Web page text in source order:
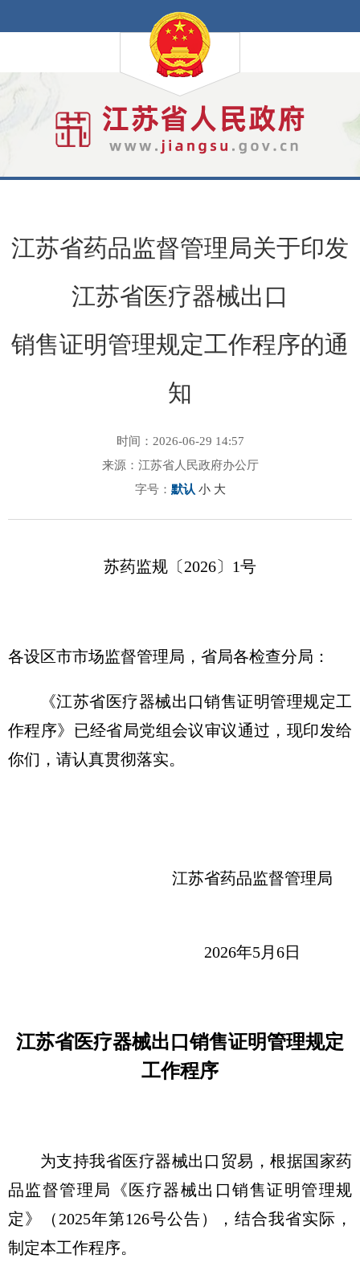
江苏省药品监督管理局关于印发
江苏省医疗器械出口
销售证明管理规定工作程序的通
知
时间：2026-06-29 14:57
来源：江苏省人民政府办公厅
字号： 默认 小 大
苏药监规〔2026〕1号
各设区市市场监督管理局，省局各检查分局：
《江苏省医疗器械出口销售证明管理规定工
作程序》已经省局党组会议审议通过，现印发给
你们，请认真贯彻落实。
江苏省药品监督管理局
2026年5月6日
江苏省医疗器械出口销售证明管理规定
工作程序
为支持我省医疗器械出口贸易，根据国家药
品监督管理局《医疗器械出口销售证明管理规
定》（2025年第126号公告），结合我省实际，
制定本工作程序。